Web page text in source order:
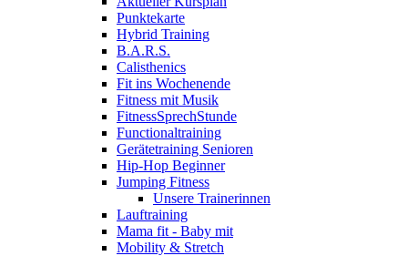
Punktekarte
Hybrid Training
B.A.R.S.
Calisthenics
Fit ins Wochenende
Fitness mit Musik
FitnessSprechStunde
Functionaltraining
Gerätetraining Senioren
Hip-Hop Beginner
Jumping Fitness
Unsere Trainerinnen
Lauftraining
Mama fit - Baby mit
Mobility & Stretch